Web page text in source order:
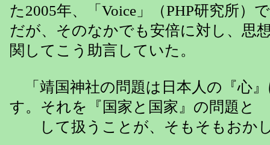
た2005年、「Voice」（PHP研究所）
だが、そのなかでも安倍に対し、思
関してこう助言していた。
「靖国神社の問題は日本人の『心
す。それを『国家と国家』の問題と
して扱うことが、そもそもおか